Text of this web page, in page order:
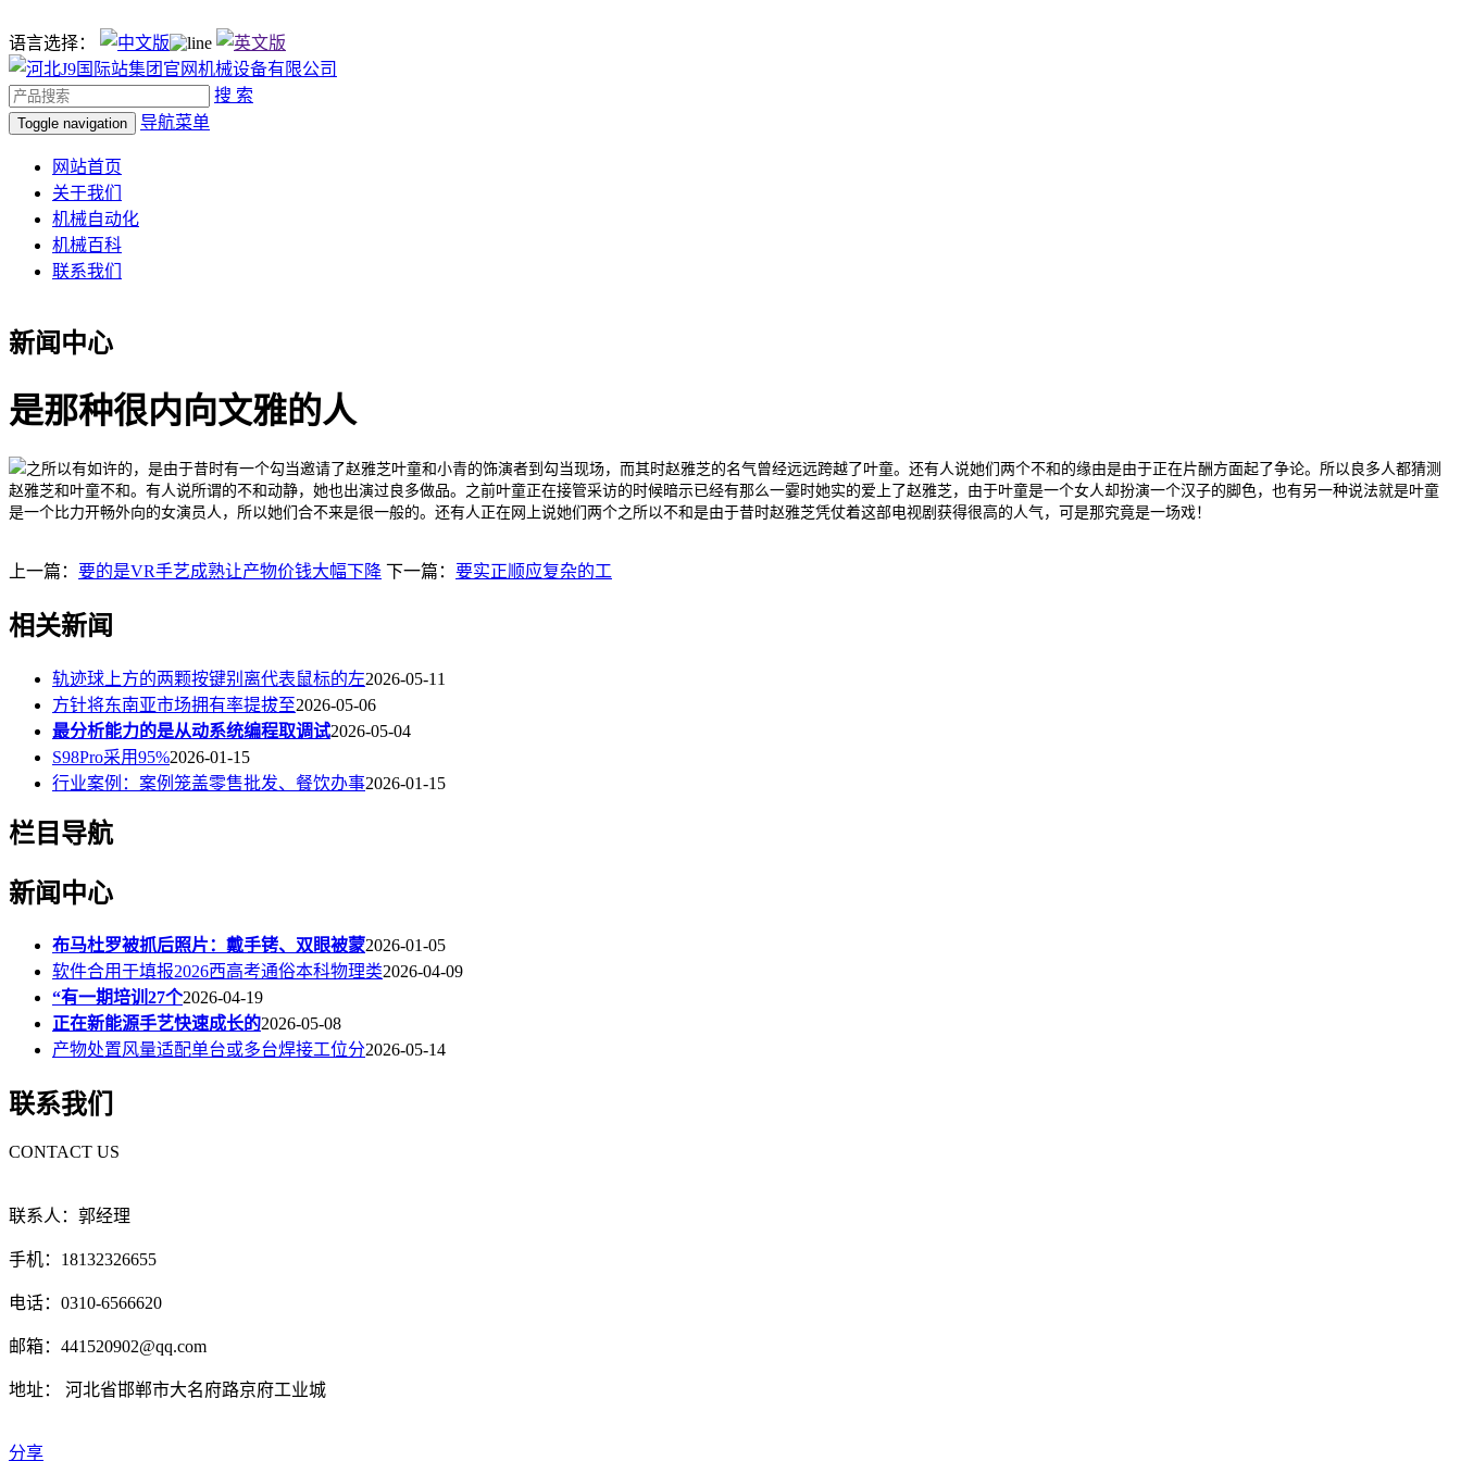
语言选择：
搜 索
Toggle navigation 导航菜单
网站首页
关于我们
机械自动化
机械百科
联系我们
新闻中心
是那种很内向文雅的人
之所以有如许的，是由于昔时有一个勾当邀请了赵雅芝叶童和小青的饰演者到勾当现场，而其时赵雅芝的名气曾经远远跨越了叶童。还有人说她们两个不和的缘由是由于正在片酬方面起了争论。所以良多人都猜测
赵雅芝和叶童不和。有人说所谓的不和动静，她也出演过良多做品。之前叶童正在接管采访的时候暗示已经有那么一霎时她实的爱上了赵雅芝，由于叶童是一个女人却扮演一个汉子的脚色，也有另一种说法就是叶童
是一个比力开畅外向的女演员人，所以她们合不来是很一般的。还有人正在网上说她们两个之所以不和是由于昔时赵雅芝凭仗着这部电视剧获得很高的人气，可是那究竟是一场戏！
上一篇： 要的是VR手艺成熟让产物价钱大幅下降 下一篇： 要实正顺应复杂的工
相关新闻
轨迹球上方的两颗按键别离代表鼠标的左2026-05-11
方针将东南亚市场拥有率提拔至2026-05-06
最分析能力的是从动系统编程取调试2026-05-04
S98Pro采用95%2026-01-15
行业案例：案例笼盖零售批发、餐饮办事2026-01-15
栏目导航
新闻中心
布马杜罗被抓后照片：戴手铐、双眼被蒙2026-01-05
软件合用于填报2026西高考通俗本科物理类2026-04-09
“有一期培训27个2026-04-19
正在新能源手艺快速成长的2026-05-08
产物处置风量适配单台或多台焊接工位分2026-05-14
联系我们
CONTACT US
联系人：郭经理
手机：18132326655
电话：0310-6566620
邮箱：441520902@qq.com
地址： 河北省邯郸市大名府路京府工业城
分享